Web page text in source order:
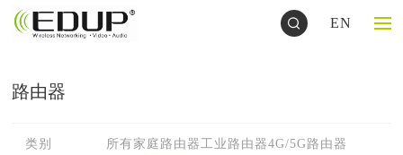
EN
路由器
类别 所有家庭路由器工业路由器4G/5G路由器